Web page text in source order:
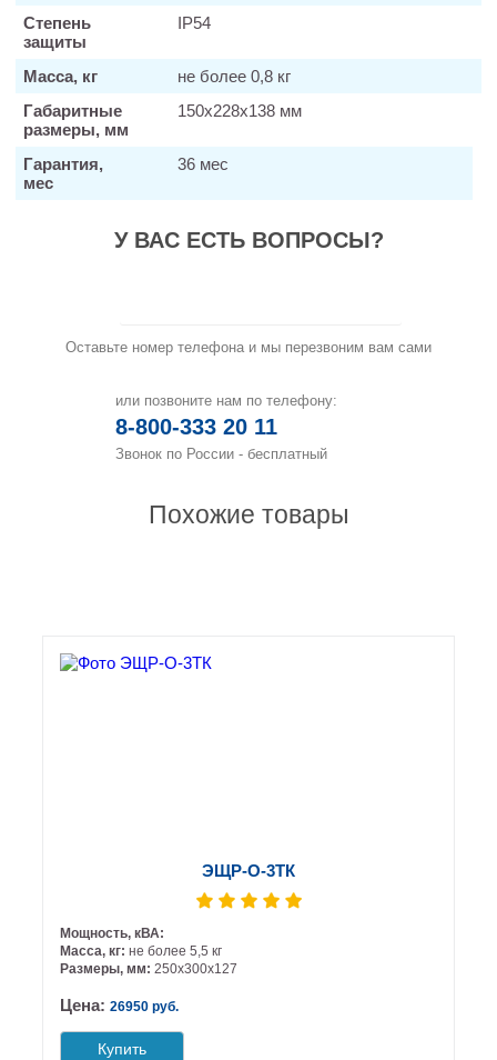
Степень
защиты
IP54
Масса, кг
не более 0,8 кг
Габаритные
размеры, мм
150х228х138 мм
Гарантия,
мес
36 мес
У ВАС ЕСТЬ ВОПРОСЫ?
Оставьте номер телефона и мы перезвоним вам сами
или позвоните нам по телефону:
8-800-333 20 11
Звонок по России - бесплатный
Похожие товары
ЭЩР-О-3ТК
Мощность, кВА:
Масса, кг: не более 5,5 кг
Размеры, мм: 250х300х127
Цена: 26950 руб.
Купить